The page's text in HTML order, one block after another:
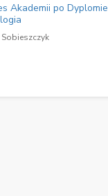
Akademii po Dyplomie